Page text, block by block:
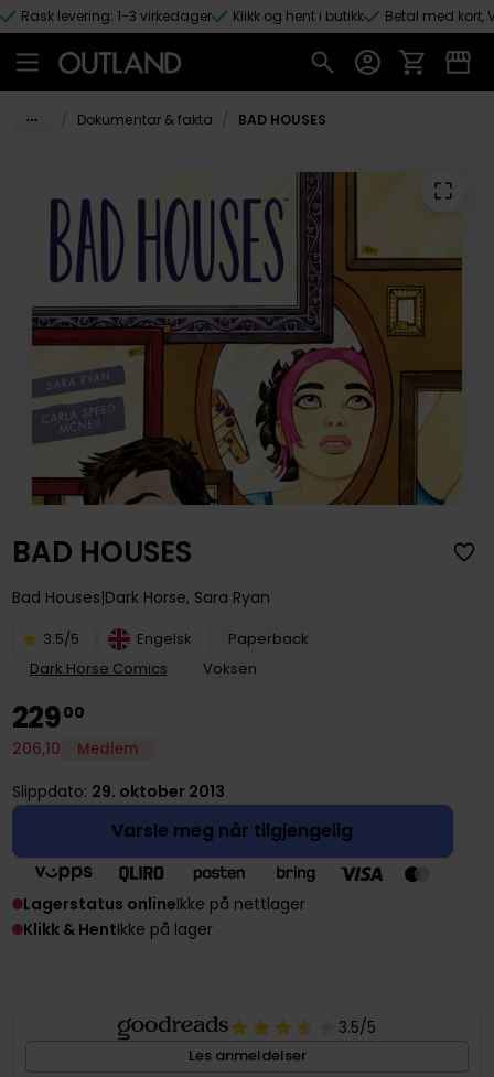
Hopp til hovedinnhold
Rask levering: 1-3 virkedager Klikk og hent i butikk Betal med kort,
Dokumentar & fakta BAD HOUSES
BAD HOUSES
Bad Houses Dark Horse, Sara Ryan
3.5/5 Engelsk
Paperback
Dark Horse Comics
Voksen
22900
206,10 Medlem
Slippdato: 29. oktober 2013
Varsle meg når tilgjengelig
Lagerstatus onlineIkke på nettlager
Klikk & HentIkke på lager
3.5/5
Les anmeldelser